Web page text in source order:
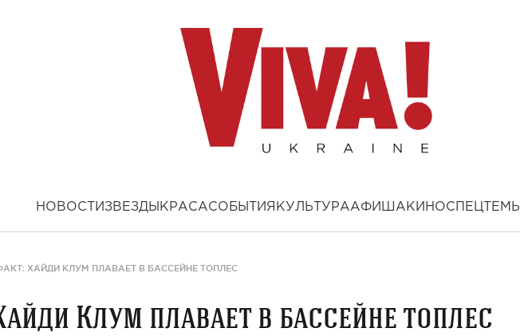
НОВОСТИ ЗВЕЗДЫ КРАСАСОБЫТИЯ КУЛЬТУРААФИША КИНОСПЕЦТЕМЫ
ХАЙДИ КЛУМ ПЛАВАЕТ В БАССЕЙНЕ ТОПЛЕС
Клум плавает в бассейне топлес